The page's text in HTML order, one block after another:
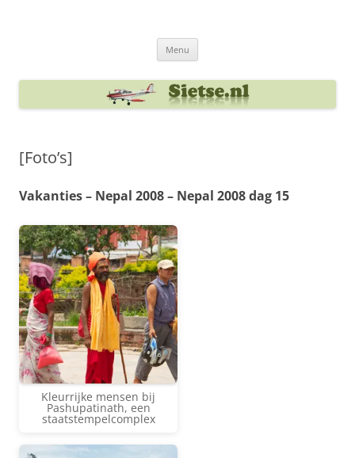
Menu
[Foto’s]
Vakanties – Nepal 2008 – Nepal 2008 dag 15
Kleurrijke mensen bij
Pashupatinath, een
staatstempelcomplex